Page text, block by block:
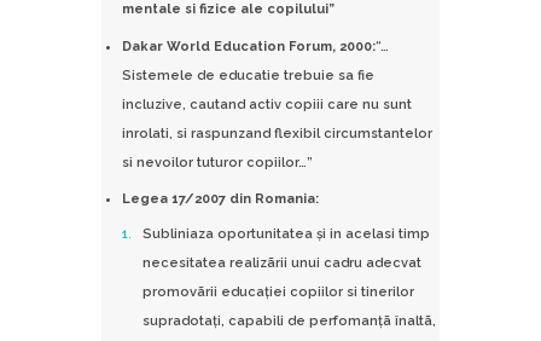
mentale si fizice ale copilului”
Dakar World Education Forum, 2000:“…
Sistemele de educatie trebuie sa fie
incluzive, cautand activ copiii care nu sunt
inrolati, si raspunzand flexibil circumstantelor
si nevoilor tuturor copiilor…”
Legea 17/2007 din Romania:
Subliniaza oportunitatea şi in acelasi timp
necesitatea realizãrii unui cadru adecvat
promovãrii educaţiei copiilor si tinerilor
supradotaţi, capabili de perfomanţã înaltã,